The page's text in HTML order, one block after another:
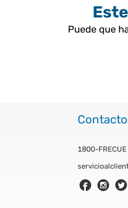
Puede que
Contacto
1800-FRECUE